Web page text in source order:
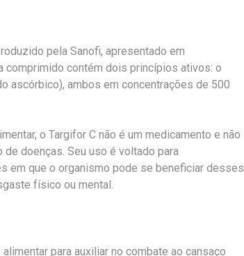
pela Sanofi, apresentado em
contém dois princípios ativos: o
ascórbico), ambos em concentrações de 500
o Targifor C não é um medicamento e não
doenças. Seu uso é voltado para
em que o organismo pode se beneficiar desses
físico ou mental.
para auxiliar no combate ao cansaço